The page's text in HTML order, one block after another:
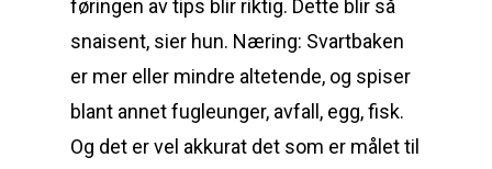
føringen av tips blir ­riktig. Dette blir så
snaisent, sier hun. Næring: Svartbaken
er mer eller mindre altetende, og spiser
blant annet fugleunger, avfall, egg, fisk.
Og det er vel akkurat det som er målet til